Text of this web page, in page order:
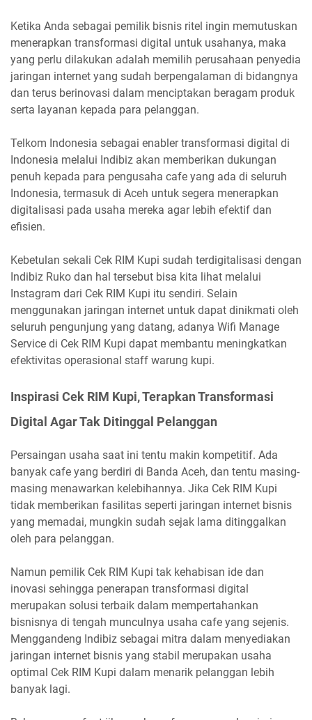
Ketika Anda sebagai pemilik bisnis ritel ingin memutuskan
menerapkan transformasi digital untuk usahanya, maka
yang perlu dilakukan adalah memilih perusahaan penyedia
jaringan internet yang sudah berpengalaman di bidangnya
dan terus berinovasi dalam menciptakan beragam produk
serta layanan kepada para pelanggan.
Telkom Indonesia sebagai enabler transformasi digital di
Indonesia melalui Indibiz akan memberikan dukungan
penuh kepada para pengusaha cafe yang ada di seluruh
Indonesia, termasuk di Aceh untuk segera menerapkan
digitalisasi pada usaha mereka agar lebih efektif dan
efisien.
Kebetulan sekali Cek RIM Kupi sudah terdigitalisasi dengan
Indibiz Ruko dan hal tersebut bisa kita lihat melalui
Instagram dari Cek RIM Kupi itu sendiri. Selain
menggunakan jaringan internet untuk dapat dinikmati oleh
seluruh pengunjung yang datang, adanya Wifi Manage
Service di Cek RIM Kupi dapat membantu meningkatkan
efektivitas operasional staff warung kupi.
Inspirasi Cek RIM Kupi, Terapkan Transformasi
Digital Agar Tak Ditinggal Pelanggan
Persaingan usaha saat ini tentu makin kompetitif. Ada
banyak cafe yang berdiri di Banda Aceh, dan tentu masing-
masing menawarkan kelebihannya. Jika Cek RIM Kupi
tidak memberikan fasilitas seperti jaringan internet bisnis
yang memadai, mungkin sudah sejak lama ditinggalkan
oleh para pelanggan.
Namun pemilik Cek RIM Kupi tak kehabisan ide dan
inovasi sehingga penerapan transformasi digital
merupakan solusi terbaik dalam mempertahankan
bisnisnya di tengah munculnya usaha cafe yang sejenis.
Menggandeng Indibiz sebagai mitra dalam menyediakan
jaringan internet bisnis yang stabil merupakan usaha
optimal Cek RIM Kupi dalam menarik pelanggan lebih
banyak lagi.